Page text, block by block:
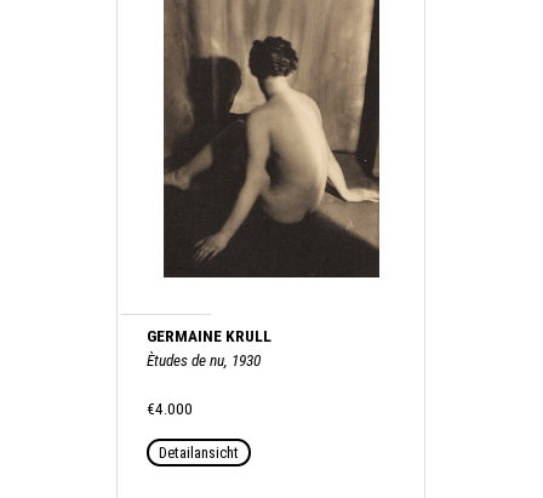
GERMAINE KRULL
Ètudes de nu, 1930
€4.000
Detailansicht